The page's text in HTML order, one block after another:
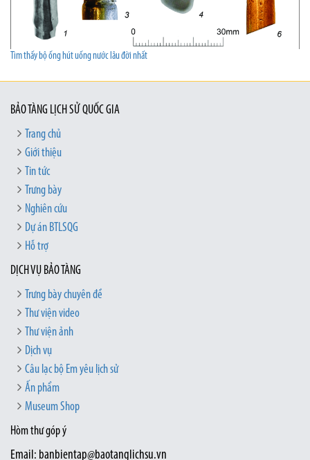
Tìm thấy bộ ống hút uống nước lâu đời nhất
BẢO TÀNG LỊCH SỬ QUỐC GIA
Trang chủ
Giới thiệu
Tin tức
Trưng bày
Nghiên cứu
Dự án BTLSQG
Hỗ trợ
DỊCH VỤ BẢO TÀNG
Trưng bày chuyên đề
Thư viện video
Thư viện ảnh
Dịch vụ
Câu lạc bộ Em yêu lịch sử
Ấn phẩm
Museum Shop
Hòm thư góp ý
Email: banbientap@baotanglichsu.vn